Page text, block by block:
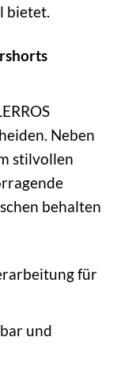
bietet.
Neben
stilvollen
behalten
für
und